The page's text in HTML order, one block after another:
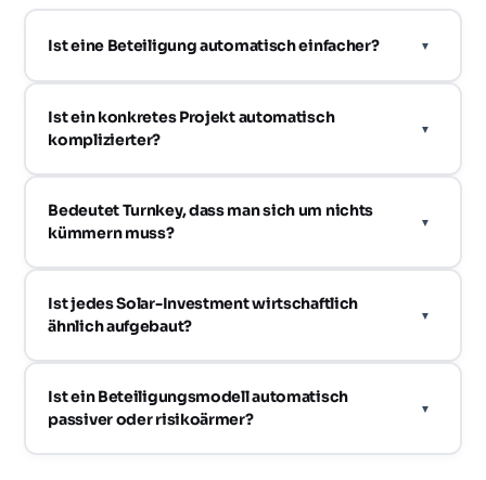
Ist eine Beteiligung automatisch einfacher?
Ist ein konkretes Projekt automatisch
komplizierter?
Bedeutet Turnkey, dass man sich um nichts
kümmern muss?
Ist jedes Solar-Investment wirtschaftlich
ähnlich aufgebaut?
Ist ein Beteiligungsmodell automatisch
passiver oder risikoärmer?